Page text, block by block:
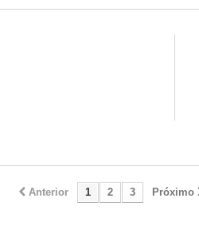
Anterior 1 2 3 Próximo